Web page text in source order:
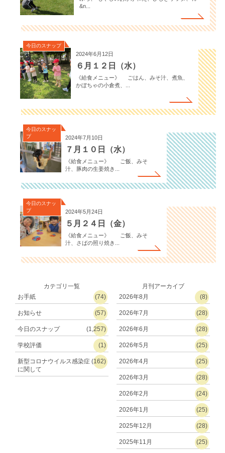
&n...
今日のスナップ
2024年6月12日
６月１２日（水）
《給食メニュー》 ごはん、みそ汁、煮魚、
かぼちゃの小倉煮、...
今日のスナッ
プ
2024年7月10日
７月１０日（水）
《給食メニュー》 ご飯、みそ
汁、豚肉の生姜焼き...
今日のスナッ
プ
2024年5月24日
５月２４日（金）
《給食メニュー》 ご飯、みそ
汁、さばの照り焼き...
カテゴリ一覧
お手紙
(74)
お知らせ (57)
今日のスナップ (1,257)
学校評価 (1)
新型コロナウイルス感染症
に関して
(162)
月刊アーカイブ
2026年8月
(8)
2026年7月 (28)
2026年6月 (28)
2026年5月 (25)
2026年4月 (25)
2026年3月 (28)
2026年2月 (24)
2026年1月 (25)
2025年12月 (28)
2025年11月 (25)